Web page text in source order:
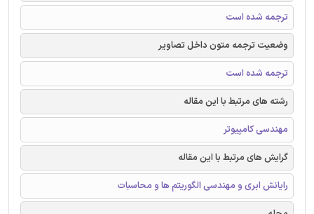
ترجمه شده است
وضعیت ترجمه متون داخل تصاویر
ترجمه شده است
رشته های مرتبط با این مقاله
مهندسی کامپیوتر
گرایش های مرتبط با این مقاله
رایانش ابری و مهندسی الگوریتم ها و محاسبات